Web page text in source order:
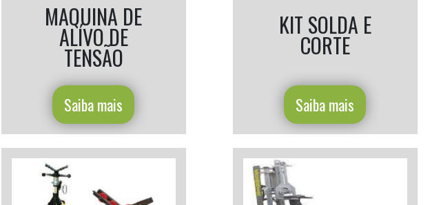
MAQUINA DE
ALÍVO DE
TENSÃO
Saiba mais
KIT SOLDA E
CORTE
Saiba mais